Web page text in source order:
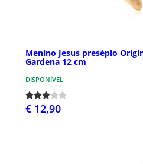
Menino Jesus presépio
Gardena 12 cm
DISPONÍVEL
€ 12,90